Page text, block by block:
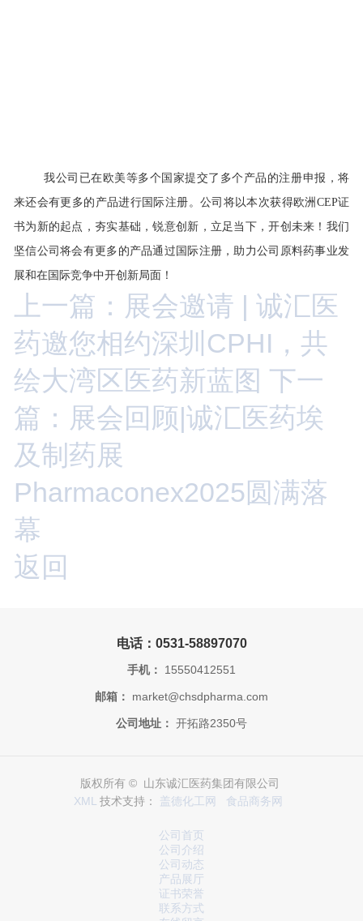
我公司已在欧美等多个国家提交了多个产品的注册申报，将
来还会有更多的产品进行国际注册。公司将以本次获得欧洲CEP证
书为新的起点，夯实基础，锐意创新，立足当下，开创未来！我们
坚信公司将会有更多的产品通过国际注册，助力公司原料药事业发
展和在国际竞争中开创新局面！
上一篇：展会邀请 | 诚汇医
药邀您相约深圳CPHI，共
绘大湾区医药新蓝图 下一
篇：展会回顾|诚汇医药埃
及制药展
Pharmaconex2025圆满落
幕
返回
电话：0531-58897070
手机： 15550412551
邮箱： market@chsdpharma.com
公司地址： 开拓路2350号
版权所有 © 山东诚汇医药集团有限公司
XML 技术支持： 盖德化工网 食品商务网
公司首页
公司介绍
公司动态
产品展厅
证书荣誉
联系方式